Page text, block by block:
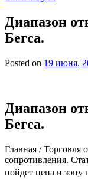
Диапазон
Бегса.
Posted on 19 июня,
Диапазон
Бегса.
Главная / Торговля
сопротивления.
пойдет цена и зону